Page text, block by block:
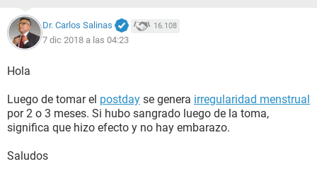
Dr. Carlos Salinas 16.108
7 dic 2018 a las 04:23
Hola
Luego de tomar el postday se genera irregularidad menstrual
por 2 o 3 meses. Si hubo sangrado luego de la toma,
significa que hizo efecto y no hay embarazo.
Saludos